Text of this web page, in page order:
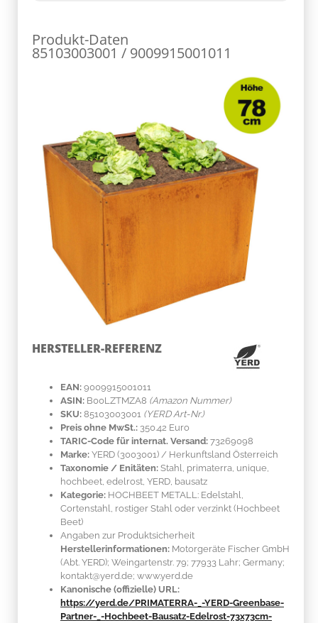
Produkt-Daten
85103003001 / 9009915001011
HERSTELLER-REFERENZ
EAN: 9009915001011
ASIN: B00LZTMZA8 (Amazon Nummer)
SKU: 85103003001 (YERD Art-Nr.)
Preis ohne MwSt.: 350.42 Euro
TARIC-Code für internat. Versand: 73269098
Marke: YERD (3003001) / Herkunftsland Österreich
Taxonomie / Enitäten: Stahl, primaterra, unique,
hochbeet, edelrost, YERD, bausatz
Kategorie: HOCHBEET METALL: Edelstahl,
Cortenstahl, rostiger Stahl oder verzinkt (Hochbeet
Beet)
Angaben zur Produktsicherheit
Herstellerinformationen: Motorgeräte Fischer GmbH
(Abt. YERD); Weingartenstr. 79; 77933 Lahr; Germany;
kontakt@yerd.de; www.yerd.de
Kanonische (offizielle) URL:
https://yerd.de/PRIMATERRA-_-YERD-Greenbase-
Partner-_-Hochbeet-Bausatz-Edelrost-73x73cm-